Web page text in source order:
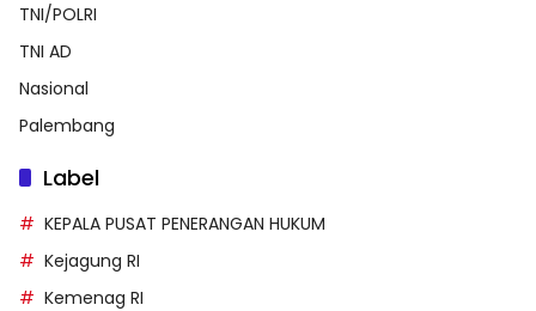
TNI/POLRI
TNI AD
Nasional
Palembang
Label
KEPALA PUSAT PENERANGAN HUKUM
Kejagung RI
Kemenag RI